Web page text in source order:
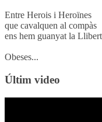
Entre Herois i Heroïnes
que cavalquen al compàs
ens hem guanyat la
Obeses...
Últim video